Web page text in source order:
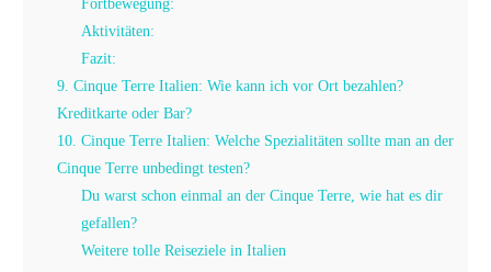
Fortbewegung:
Aktivitäten:
Fazit:
9. Cinque Terre Italien: Wie kann ich vor Ort bezahlen?
Kreditkarte oder Bar?
10. Cinque Terre Italien: Welche Spezialitäten sollte man an der
Cinque Terre unbedingt testen?
Du warst schon einmal an der Cinque Terre, wie hat es dir
gefallen?
Weitere tolle Reiseziele in Italien